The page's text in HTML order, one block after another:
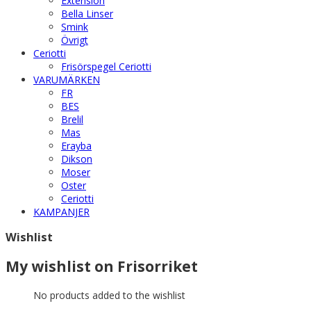
Bella Linser
Smink
Övrigt
Ceriotti
Frisörspegel Ceriotti
VARUMÄRKEN
FR
BES
Brelil
Mas
Erayba
Dikson
Moser
Oster
Ceriotti
KAMPANJER
Wishlist
My wishlist on Frisorriket
No products added to the wishlist